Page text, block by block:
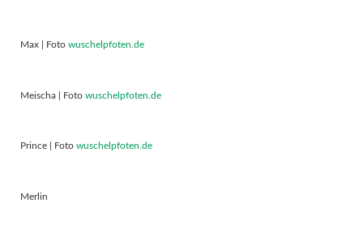
Max | Foto wuschelpfoten.de
Meischa | Foto wuschelpfoten.de
Prince | Foto wuschelpfoten.de
Merlin